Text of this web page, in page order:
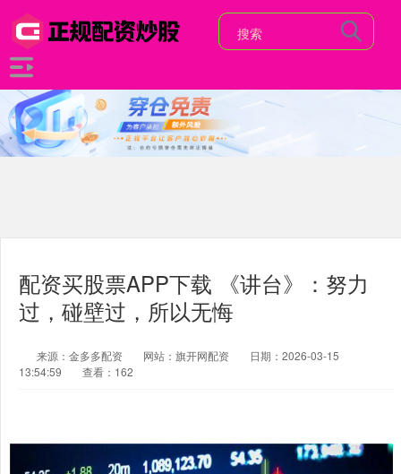
配资买股票APP下载 《讲台》：努力
过，碰壁过，所以无悔
来源：金多多配资 网站：旗开网配资
日期：2026-03-15
13:54:59
查看：162